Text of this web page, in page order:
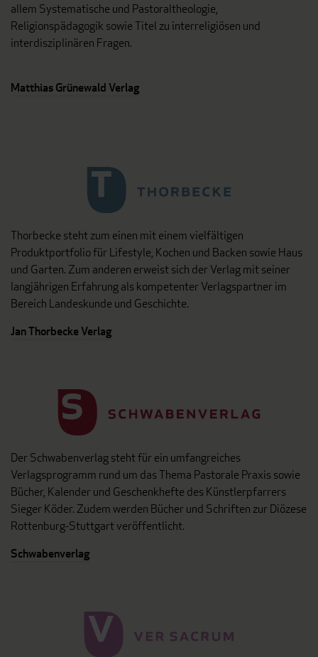
allem Systematische und Pastoraltheologie,
Religionspädagogik sowie Titel zu interreligiösen und
interdisziplinären Fragen.
Matthias Grünewald Verlag
Thorbecke steht zum einen mit einem vielfältigen
Produktportfolio für Lifestyle, Kochen und Backen sowie Haus
und Garten. Zum anderen erweist sich der Verlag mit seiner
langjährigen Erfahrung als kompetenter Verlagspartner im
Bereich Landeskunde und Geschichte.
Jan Thorbecke Verlag
Der Schwabenverlag steht für ein umfangreiches
Verlagsprogramm rund um das Thema Pastorale Praxis sowie
Bücher, Kalender und Geschenkhefte des Künstlerpfarrers
Sieger Köder. Zudem werden Bücher und Schriften zur Diözese
Rottenburg-Stuttgart veröffentlicht.
Schwabenverlag